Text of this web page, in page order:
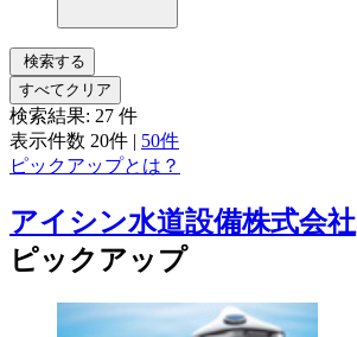
検索する
すべてクリア
検索結果: 27 件
表示件数 20件 | 50件
ピックアップとは？
アイシン水道設備株式会社
ピックアップ